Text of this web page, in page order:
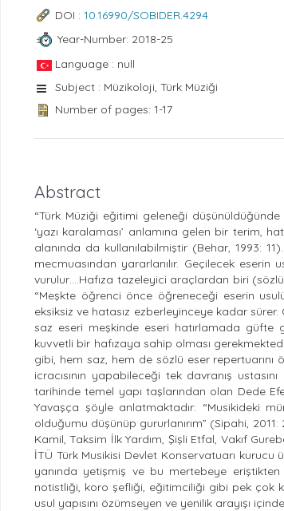
DOI : 10.16990/SOBIDER.4294
Year-Number: 2018-25
Language : null
Subject : Müzikoloji, Türk Müziği
Number of pages: 1-17
Abstract
“Türk Müziği eğitimi geleneği düşünüldüğünde
‘yazı karalaması’ anlamına gelen bir terim,
alanında da kullanılabilmiştir (Behar, 1993:
mecmuasından yararlanılır. Geçilecek
vurulur….Hafıza tazeleyici araçlardan biri
“Meşkte öğrenci önce öğreneceği eserin
eksiksiz ve hatasız ezberleyinceye kadar
saz eseri meşkinde eseri hatırlamada güfte
kuvvetli bir hafızaya sahip olması
gibi, hem saz, hem de sözlü eser repertuarını
icracısının yapabileceği tek davranış
tarihinde temel yapı taşlarından olan Dede
Yavaşça şöyle anlatmaktadır: “Musikideki
olduğumu düşünüp gururlanırım” (Sipahi,
Kamil, Taksim İlk Yardım, Şişli Etfal, Vakıf
İTÜ Türk Musikisi Devlet Konservatuarı kurucu
yanında yetişmiş ve bu mertebeye
notistliği, koro şefliği, eğitimciliği gibi pek çok
usul yapısını özümseyen ve yenilik arayışı